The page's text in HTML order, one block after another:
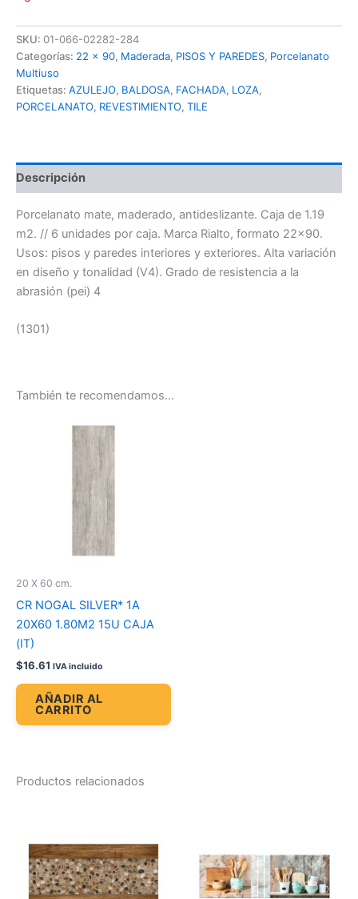
SKU: 01-066-02282-284
Categorías: 22 x 90, Maderada, PISOS Y PAREDES, Porcelanato
Multiuso
Etiquetas: AZULEJO, BALDOSA, FACHADA, LOZA,
PORCELANATO, REVESTIMIENTO, TILE
Descripción
Porcelanato mate, maderado, antideslizante. Caja de 1.19
m2. // 6 unidades por caja. Marca Rialto, formato 22×90.
Usos: pisos y paredes interiores y exteriores. Alta variación
en diseño y tonalidad (V4). Grado de resistencia a la
abrasión (pei) 4
(1301)
También te recomendamos…
20 X 60 cm.
CR NOGAL SILVER* 1A
20X60 1.80M2 15U CAJA
(IT)
$16.61 IVA incluido
AÑADIR AL
CARRITO
Productos relacionados